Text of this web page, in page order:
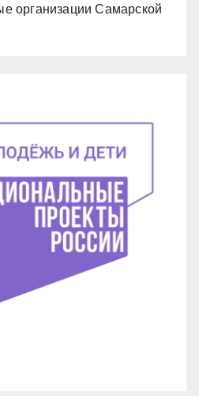
организации Самарской